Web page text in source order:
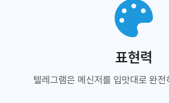
표현력
텔레그램은 메신저를 입맛대로 완